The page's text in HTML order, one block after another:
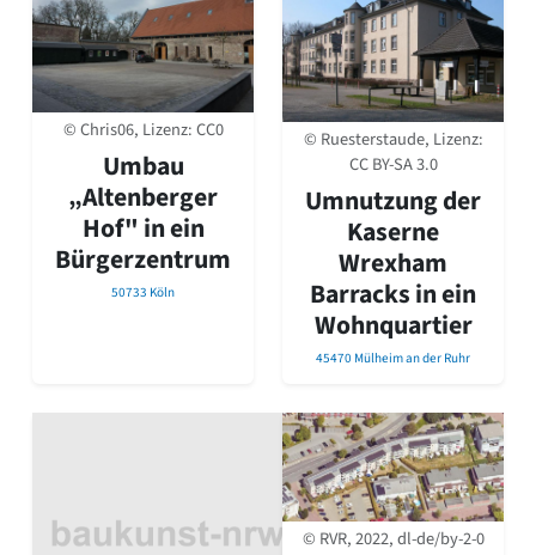
© Chris06, Lizenz:CC0
Umbau
„Altenberger
Hof" in ein
Bürgerzentrum
50733 Köln
© Ruesterstaude, Lizenz:
CC BY-SA 3.0
Umnutzung der
Kaserne
Wrexham
Barracks in ein
Wohnquartier
45470 Mülheim an der Ruhr
© RVR, 2022, dl-de/by-2-0